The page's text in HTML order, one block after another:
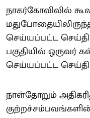
நாகர்கோவிலில்
செய்யப்பட்ட
பகுதியில்
செய்யப்பட்ட
நாள்தோறும்